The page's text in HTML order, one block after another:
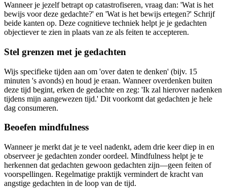
Wanneer je jezelf betrapt op catastrofiseren, vraag dan: 'Wat is het
bewijs voor deze gedachte?' en 'Wat is het bewijs ertegen?' Schrijf
beide kanten op. Deze cognitieve techniek helpt je je gedachten
objectiever te zien in plaats van ze als feiten te accepteren.
Stel grenzen met je gedachten
Wijs specifieke tijden aan om 'over daten te denken' (bijv. 15
minuten 's avonds) en houd je eraan. Wanneer overdenken buiten
deze tijd begint, erken de gedachte en zeg: 'Ik zal hierover nadenken
tijdens mijn aangewezen tijd.' Dit voorkomt dat gedachten je hele
dag consumeren.
Beoefen mindfulness
Wanneer je merkt dat je te veel nadenkt, adem drie keer diep in en
observeer je gedachten zonder oordeel. Mindfulness helpt je te
herkennen dat gedachten gewoon gedachten zijn—geen feiten of
voorspellingen. Regelmatige praktijk vermindert de kracht van
angstige gedachten in de loop van de tijd.